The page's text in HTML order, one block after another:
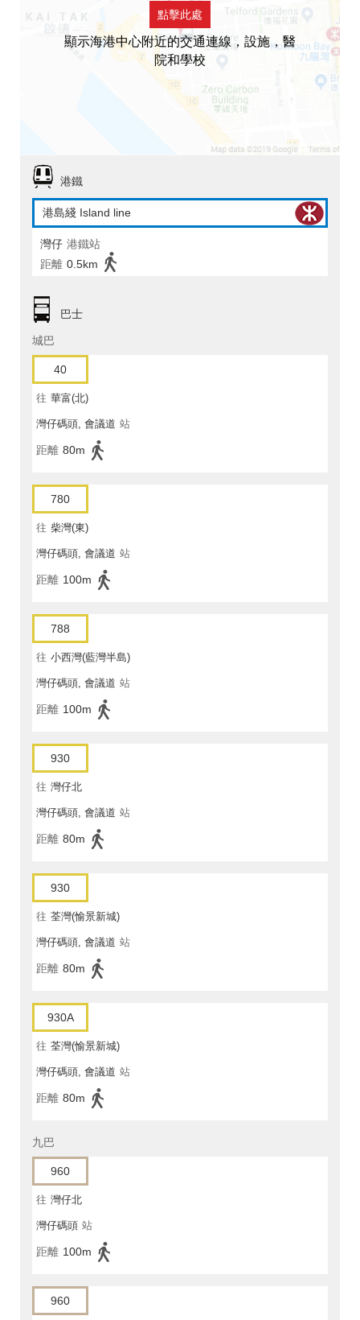
點擊此處
顯示海港中心附近的交通連線，設施，醫
院和學校
港鐵
港島綫 Island line
灣仔 港鐵站
距離 0.5km
巴士
城巴
40
往 華富(北)
灣仔碼頭, 會議道 站
距離 80m
780
往 柴灣(東)
灣仔碼頭, 會議道 站
距離 100m
788
往 小西灣(藍灣半島)
灣仔碼頭, 會議道 站
距離 100m
930
往 灣仔北
灣仔碼頭, 會議道 站
距離 80m
930
往 荃灣(愉景新城)
灣仔碼頭, 會議道 站
距離 80m
930A
往 荃灣(愉景新城)
灣仔碼頭, 會議道 站
距離 80m
九巴
960
往 灣仔北
灣仔碼頭 站
距離 100m
960